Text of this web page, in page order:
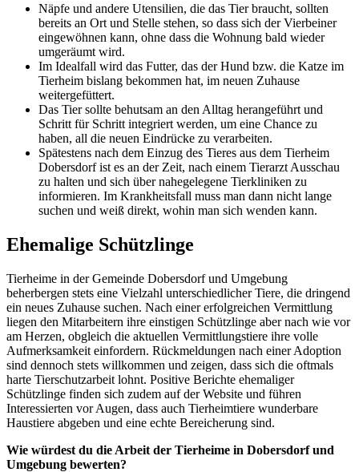
Näpfe und andere Utensilien, die das Tier braucht, sollten
bereits an Ort und Stelle stehen, so dass sich der Vierbeiner
eingewöhnen kann, ohne dass die Wohnung bald wieder
umgeräumt wird.
Im Idealfall wird das Futter, das der Hund bzw. die Katze im
Tierheim bislang bekommen hat, im neuen Zuhause
weitergefüttert.
Das Tier sollte behutsam an den Alltag herangeführt und
Schritt für Schritt integriert werden, um eine Chance zu
haben, all die neuen Eindrücke zu verarbeiten.
Spätestens nach dem Einzug des Tieres aus dem Tierheim
Dobersdorf ist es an der Zeit, nach einem Tierarzt Ausschau
zu halten und sich über nahegelegene Tierkliniken zu
informieren. Im Krankheitsfall muss man dann nicht lange
suchen und weiß direkt, wohin man sich wenden kann.
Ehemalige Schützlinge
Tierheime in der Gemeinde Dobersdorf und Umgebung
beherbergen stets eine Vielzahl unterschiedlicher Tiere, die dringend
ein neues Zuhause suchen. Nach einer erfolgreichen Vermittlung
liegen den Mitarbeitern ihre einstigen Schützlinge aber nach wie vor
am Herzen, obgleich die aktuellen Vermittlungstiere ihre volle
Aufmerksamkeit einfordern. Rückmeldungen nach einer Adoption
sind dennoch stets willkommen und zeigen, dass sich die oftmals
harte Tierschutzarbeit lohnt. Positive Berichte ehemaliger
Schützlinge finden sich zudem auf der Website und führen
Interessierten vor Augen, dass auch Tierheimtiere wunderbare
Haustiere abgeben und eine echte Bereicherung sind.
Wie würdest du die Arbeit der Tierheime in Dobersdorf und
Umgebung bewerten?